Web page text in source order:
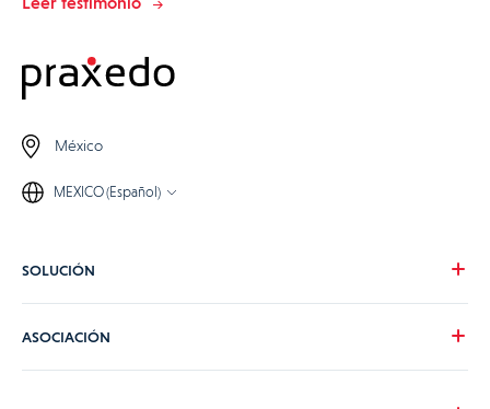
México
MEXICO (Español)
SOLUCIÓN
ASOCIACIÓN